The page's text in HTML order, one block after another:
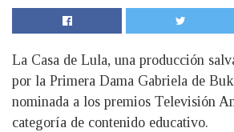
La Casa de Lula, una producción
por la Primera Dama Gabriela de
nominada a los premios Televisión
categoría de contenido educativo.